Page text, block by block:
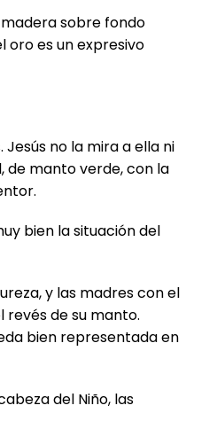
sobre fondo
oro es un expresivo
no la mira a ella ni
de manto verde, con la
bien la situación del
y las madres con el
de su manto.
bien representada en
del Niño, las